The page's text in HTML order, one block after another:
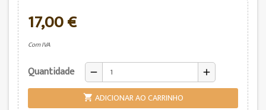
17,00 €
Com IVA
Quantidade remove add
 ADICIONAR AO CARRINHO